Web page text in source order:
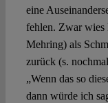
eine
fehlen. Zwar wies
Mehring) als
zurück (s.
„Wenn das so
dann würde ich